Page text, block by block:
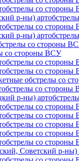
со
р-ны)
со
р-ны)
со стороны
со стороны ВСУ
со
со
обстрелы со
со стороны
р-ны)
со
со
со
со
со
Советский р-